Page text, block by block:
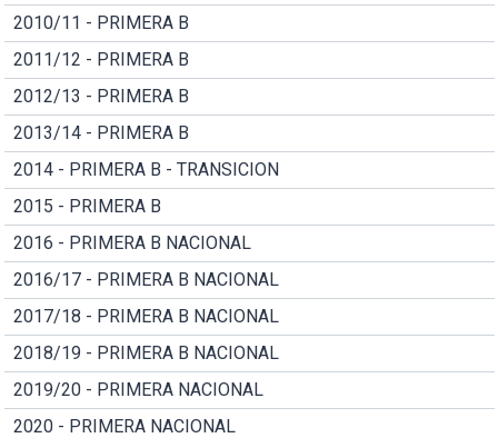
2010/11 - PRIMERA B
2011/12 - PRIMERA B
2012/13 - PRIMERA B
2013/14 - PRIMERA B
2014 - PRIMERA B - TRANSICION
2015 - PRIMERA B
2016 - PRIMERA B NACIONAL
2016/17 - PRIMERA B NACIONAL
2017/18 - PRIMERA B NACIONAL
2018/19 - PRIMERA B NACIONAL
2019/20 - PRIMERA NACIONAL
2020 - PRIMERA NACIONAL